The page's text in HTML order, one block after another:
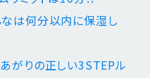
は何分以内に保湿し
がりの正しい3STEPル